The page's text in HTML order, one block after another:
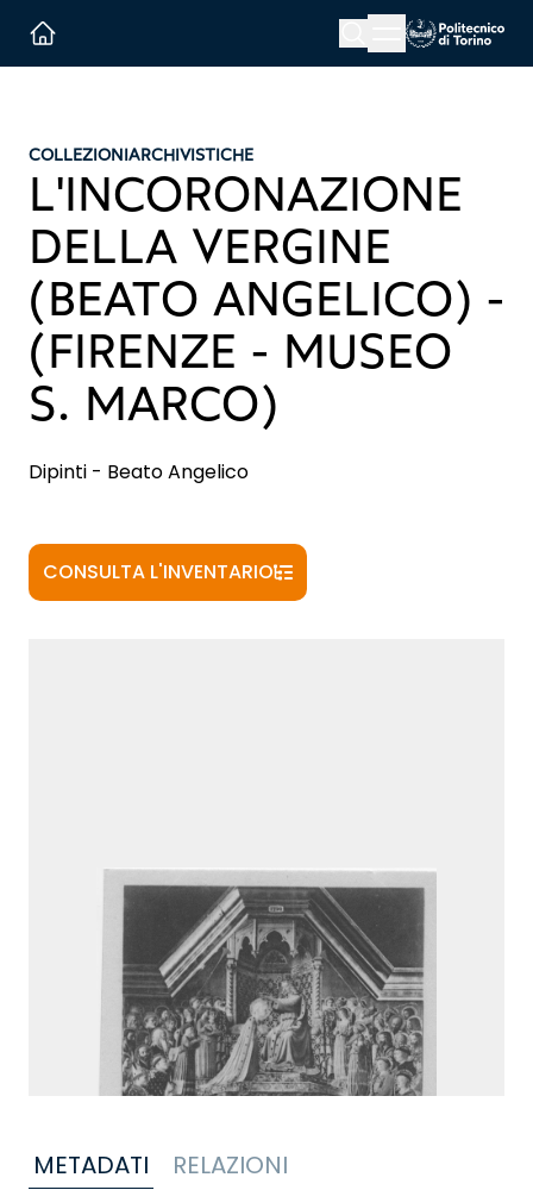
Menu button
COLLEZIONIARCHIVISTICHE
L'INCORONAZIONE
DELLA VERGINE
(BEATO ANGELICO) -
(FIRENZE - MUSEO
S. MARCO)
Dipinti - Beato Angelico
CONSULTA L'INVENTARIO
METADATI RELAZIONI